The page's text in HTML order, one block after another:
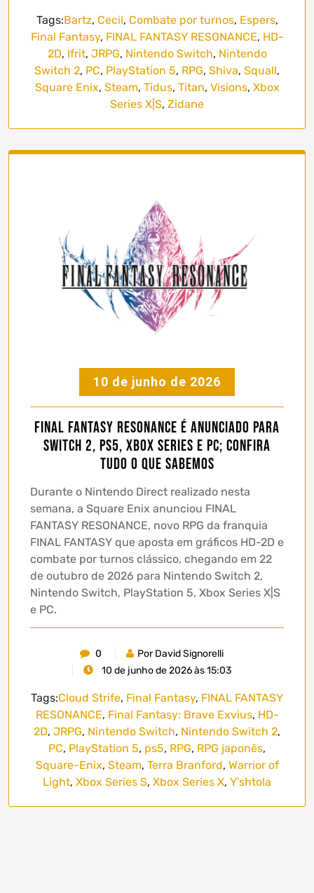
Tags:Bartz, Cecil, Combate por turnos, Espers,
Final Fantasy, FINAL FANTASY RESONANCE, HD-
2D, Ifrit, JRPG, Nintendo Switch, Nintendo
Switch 2, PC, PlayStation 5, RPG, Shiva, Squall,
Square Enix, Steam, Tidus, Titan, Visions, Xbox
Series X|S, Zidane
10 de junho de 2026
FINAL FANTASY RESONANCE é anunciado para
Switch 2, PS5, Xbox Series e PC; confira
tudo o que sabemos
Durante o Nintendo Direct realizado nesta
semana, a Square Enix anunciou FINAL
FANTASY RESONANCE, novo RPG da franquia
FINAL FANTASY que aposta em gráficos HD-2D e
combate por turnos clássico, chegando em 22
de outubro de 2026 para Nintendo Switch 2,
Nintendo Switch, PlayStation 5, Xbox Series X|S
e PC.
0
Por David Signorelli
10 de junho de 2026 às 15:03
Tags:Cloud Strife, Final Fantasy, FINAL FANTASY
RESONANCE, Final Fantasy: Brave Exvius, HD-
2D, JRPG, Nintendo Switch, Nintendo Switch 2,
PC, PlayStation 5, ps5, RPG, RPG japonês,
Square-Enix, Steam, Terra Branford, Warrior of
Light, Xbox Series S, Xbox Series X, Y'shtola